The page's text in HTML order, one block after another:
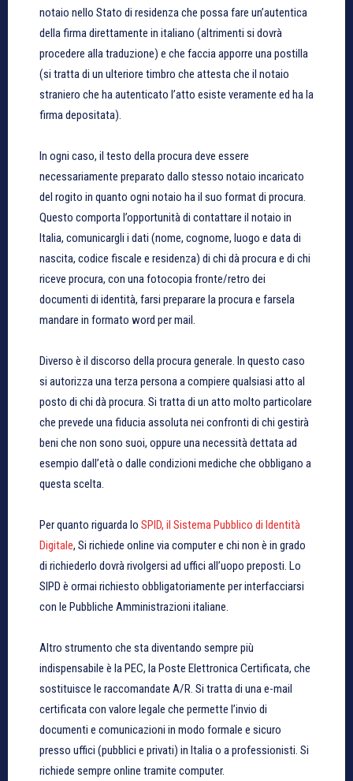
notaio nello Stato di residenza che possa fare un’autentica
della firma direttamente in italiano (altrimenti si dovrà
procedere alla traduzione) e che faccia apporre una postilla
(si tratta di un ulteriore timbro che attesta che il notaio
straniero che ha autenticato l’atto esiste veramente ed ha la
firma depositata).
In ogni caso, il testo della procura deve essere
necessariamente preparato dallo stesso notaio incaricato
del rogito in quanto ogni notaio ha il suo format di procura.
Questo comporta l’opportunità di contattare il notaio in
Italia, comunicargli i dati (nome, cognome, luogo e data di
nascita, codice fiscale e residenza) di chi dà procura e di chi
riceve procura, con una fotocopia fronte/retro dei
documenti di identità, farsi preparare la procura e farsela
mandare in formato word per mail.
Diverso è il discorso della procura generale. In questo caso
si autorizza una terza persona a compiere qualsiasi atto al
posto di chi dà procura. Si tratta di un atto molto particolare
che prevede una fiducia assoluta nei confronti di chi gestirà
beni che non sono suoi, oppure una necessità dettata ad
esempio dall’età o dalle condizioni mediche che obbligano a
questa scelta.
Per quanto riguarda lo SPID, il Sistema Pubblico di Identità
Digitale, Si richiede online via computer e chi non è in grado
di richiederlo dovrà rivolgersi ad uffici all’uopo preposti. Lo
SIPD è ormai richiesto obbligatoriamente per interfacciarsi
con le Pubbliche Amministrazioni italiane.
Altro strumento che sta diventando sempre più
indispensabile è la PEC, la Poste Elettronica Certificata, che
sostituisce le raccomandate A/R. Si tratta di una e-mail
certificata con valore legale che permette l’invio di
documenti e comunicazioni in modo formale e sicuro
presso uffici (pubblici e privati) in Italia o a professionisti. Si
richiede sempre online tramite computer.